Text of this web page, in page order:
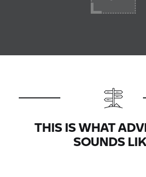
THIS IS WHAT
SOUNDS